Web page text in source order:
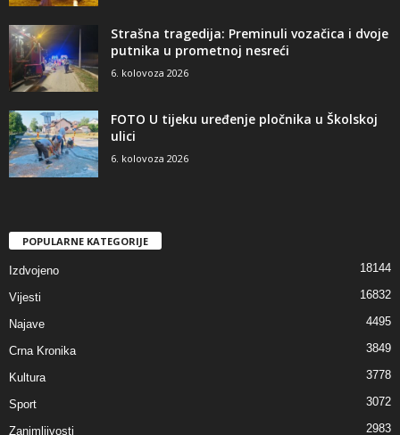
Strašna tragedija: Preminuli vozačica i dvoje
putnika u prometnoj nesreći
6. kolovoza 2026
FOTO U tijeku uređenje pločnika u Školskoj
ulici
6. kolovoza 2026
POPULARNE KATEGORIJE
Izdvojeno 18144
Vijesti 16832
Najave 4495
Crna Kronika 3849
Kultura 3778
Sport 3072
Zanimljivosti 2983